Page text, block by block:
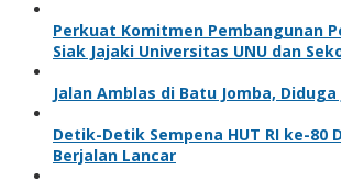
Perkuat Komitmen Pembangunan
Siak Jajaki Universitas UNU dan
Jalan Amblas di Batu Jomba,
Detik-Detik Sempena HUT RI ke-80
Berjalan Lancar